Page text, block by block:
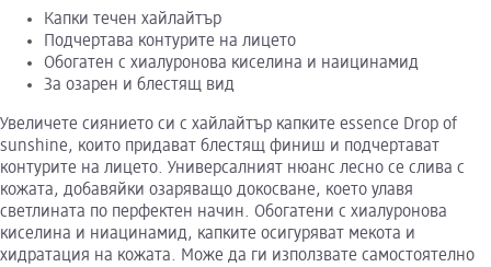
Капки течен хайлайтър
Подчертава контурите на лицето
Обогатен с хиалуронова киселина и наицинамид
За озарен и блестящ вид
Увеличете сиянието си с хайлайтър капките essence Drop of
sunshine, които придават блестящ финиш и подчертават
контурите на лицето. Универсалният нюанс лесно се слива с
кожата, добавяйки озаряващо докосване, което улавя
светлината по перфектен начин. Обогатени с хиалуронова
киселина и ниацинамид, капките осигуряват мекота и
хидратация на кожата. Може да ги използвате самостоятелно